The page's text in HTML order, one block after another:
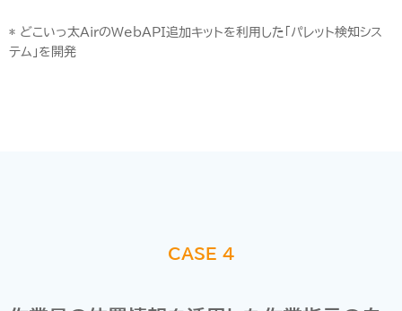
* どこいっ太AirのWebAPI追加キットを利用した「パレット検知シス
テム」を開発
CASE 4